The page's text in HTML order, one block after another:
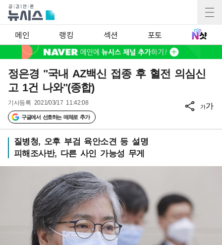
메인 랭킹 섹션 포토
정은경 "국내 AZ백신 접종 후 혈전 의심신
고 1건 나와"(종합)
기사등록 2021/03/17 11:42:08
구글에서 선호하는 매체로 추가
가가
질병청, 오후 부검 육안소견 등 설명
피해조사반, 다른 사인 가능성 무게